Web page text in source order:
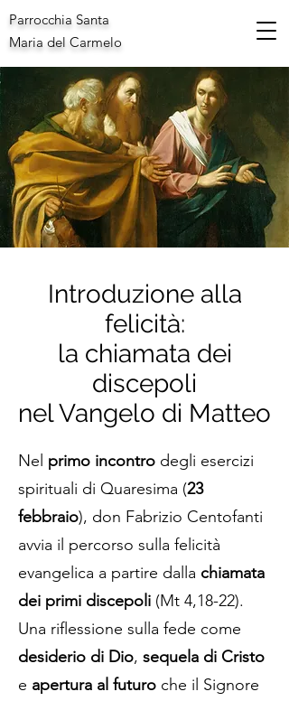
Parrocchia Santa
Maria del Carmelo
Introduzione alla
felicità:
la chiamata dei
discepoli
nel Vangelo di Matteo
Nel primo incontro degli esercizi
spirituali di Quaresima (23
febbraio), don Fabrizio Centofanti
avvia il percorso sulla felicità
evangelica a partire dalla chiamata
dei primi discepoli (Mt 4,18-22).
Una riflessione sulla fede come
desiderio di Dio, sequela di Cristo
e apertura al futuro che il Signore